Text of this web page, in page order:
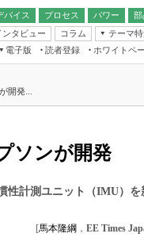
バイス
プロセス パワー
無線
ンタビュー コラム
テーマ
Times Research）
Japan）
電子版
読者登録 ホワイトペ
開発...
ソンが開発
性計測ユニット（IMU）を
[馬本隆綱 ， EE Times